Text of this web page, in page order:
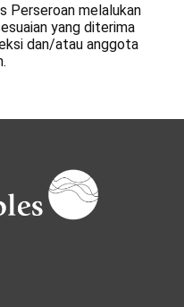
Perseroan melalukan
yang diterima
dan/atau anggota